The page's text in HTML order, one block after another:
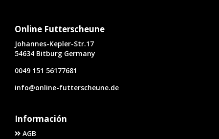
Online Futterscheune
Johannes-Kepler-Str.17
54634 Bitburg Germany
0049 151 56177681
info@online-futterscheune.de
Información
AGB